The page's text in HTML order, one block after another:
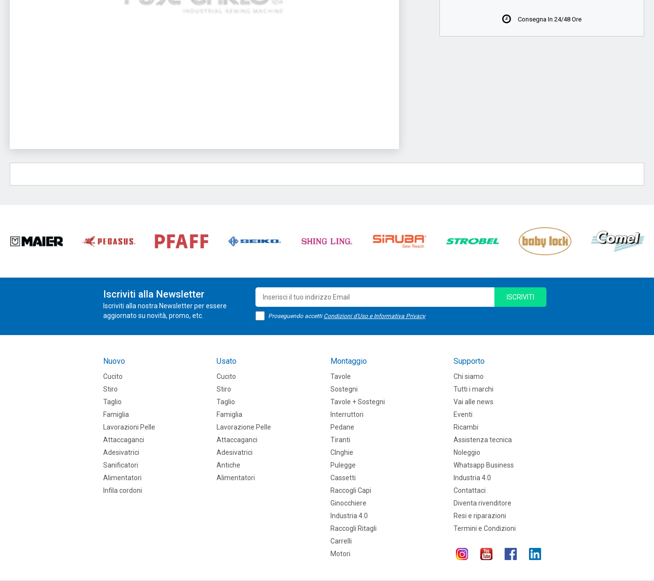
Consegna In 24/48 Ore
Iscriviti alla Newsletter
Iscriviti alla nostra Newsletter per essere
aggiornato su novità, promo, etc.
Proseguendo accetti Condizioni d'Uso e Informativa Privacy
ISCRIVITI
Nuovo
Cucito
Stiro
Taglio
Famiglia
Lavorazioni Pelle
Attaccaganci
Adesivatrici
Sanificatori
Alimentatori
Infila cordoni
Usato
Cucito
Stiro
Taglio
Famiglia
Lavorazione Pelle
Attaccaganci
Adesivatrici
Antiche
Alimentatori
Montaggio
Tavole
Sostegni
Tavole + Sostegni
Interruttori
Pedane
Tiranti
CInghie
Pulegge
Cassetti
Raccogli Capi
Ginocchiere
Industria 4.0
Raccogli Ritagli
Carrelli
Motori
Supporto
Chi siamo
Tutti i marchi
Vai alle news
Eventi
Ricambi
Assistenza tecnica
Noleggio
Whatsapp Business
Industria 4.0
Contattaci
Diventa rivenditore
Resi e riparazioni
Termini e Condizioni